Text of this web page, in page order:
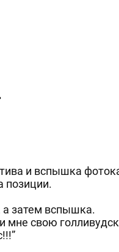
и вспышка
позиции.
затем вспышка.
мне свою